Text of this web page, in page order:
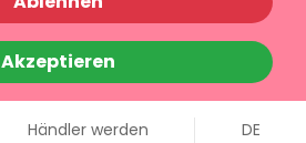
Akzeptieren
Händler werden DE